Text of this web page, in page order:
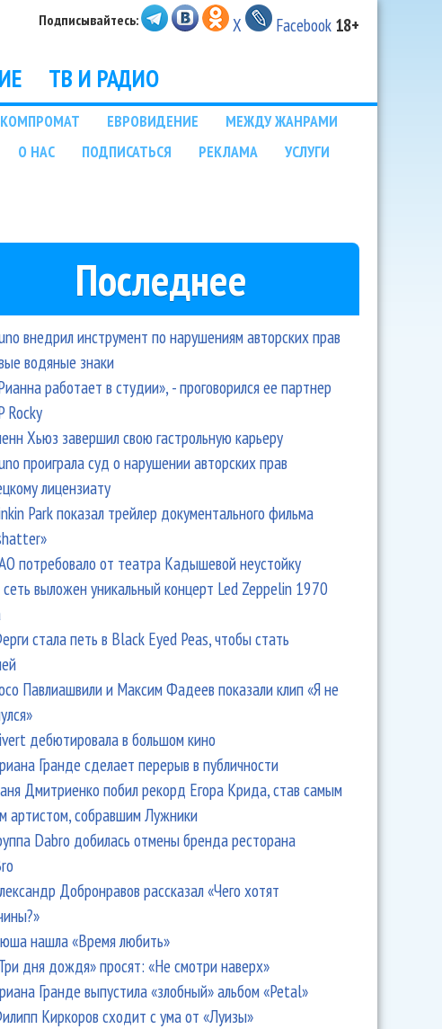
Подписывайтесь: X Facebook 18+
ТВ И РАДИО
КОМПРОМАТ ЕВРОВИДЕНИЕ
МЕЖДУ ЖАНРАМИ
О НАС ПОДПИСАТЬСЯ РЕКЛАМА
УСЛУГИ
Последнее
внедрил инструмент по нарушениям авторских прав
водяные знаки
работает в студии», - проговорился ее партнер
Rocky
Хьюз завершил свою гастрольную карьеру
проиграла суд о нарушении авторских прав
лицензиату
Park показал трейлер документального фильма
потребовало от театра Кадышевой неустойку
выложен уникальный концерт Led Zeppelin 1970
стала петь в Black Eyed Peas, чтобы стать
Павлиашвили и Максим Фадеев показали клип «Я не
дебютировала в большом кино
Гранде сделает перерыв в публичности
Дмитриенко побил рекорд Егора Крида, став самым
артистом, собравшим Лужники
Dabro добилась отмены бренда ресторана
Добронравов рассказал «Чего хотят
нашла «Время любить»
дня дождя» просят: «Не смотри наверх»
Гранде выпустила «злобный» альбом «Petal»
Киркоров сходит с ума от «Луизы»